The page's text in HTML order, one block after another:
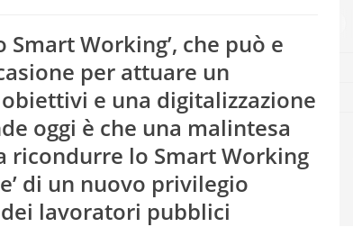
Working’, che può e
per attuare un
e una digitalizzazione
oggi è che una malintesa
ricondurre lo Smart Working
di un nuovo privilegio
lavoratori pubblici